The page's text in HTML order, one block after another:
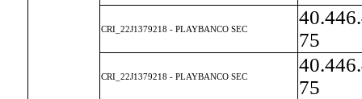
CRI_22J1379218 - PLAYBANCO SEC
75
CRI_22J1379218 - PLAYBANCO SEC
75